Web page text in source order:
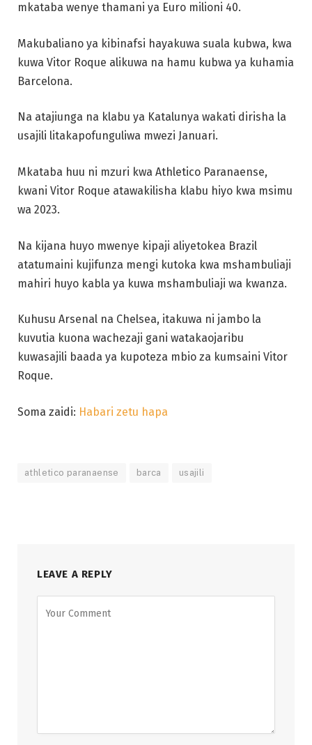
mkataba wenye thamani ya Euro milioni 40.
Makubaliano ya kibinafsi hayakuwa suala kubwa, kwa
kuwa Vitor Roque alikuwa na hamu kubwa ya kuhamia
Barcelona.
Na atajiunga na klabu ya Katalunya wakati dirisha la
usajili litakapofunguliwa mwezi Januari.
Mkataba huu ni mzuri kwa Athletico Paranaense,
kwani Vitor Roque atawakilisha klabu hiyo kwa msimu
wa 2023.
Na kijana huyo mwenye kipaji aliyetokea Brazil
atatumaini kujifunza mengi kutoka kwa mshambuliaji
mahiri huyo kabla ya kuwa mshambuliaji wa kwanza.
Kuhusu Arsenal na Chelsea, itakuwa ni jambo la
kuvutia kuona wachezaji gani watakaojaribu
kuwasajili baada ya kupoteza mbio za kumsaini Vitor
Roque.
Soma zaidi: Habari zetu hapa
athletico paranaense barca usajili
LEAVE A REPLY